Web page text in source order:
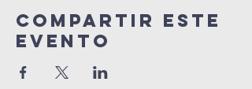
Compartir este
evento